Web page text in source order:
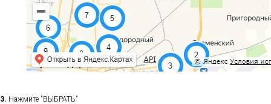
3. Нажмите "ВЫБРАТЬ"